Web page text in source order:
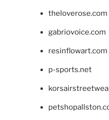
theloverose.com
gabriovoice.com
resinflowart.com
p-sports.net